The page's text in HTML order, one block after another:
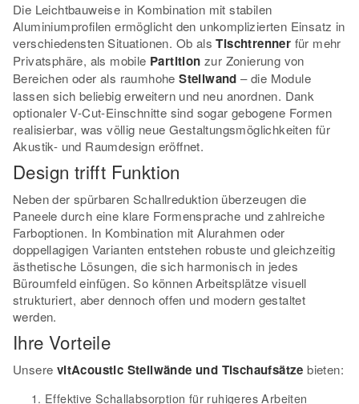
Die Leichtbauweise in Kombination mit stabilen
Aluminiumprofilen ermöglicht den unkomplizierten Einsatz in
verschiedensten Situationen. Ob alsTischtrenner für mehr
Privatsphäre, als mobile Partition zur Zonierung von
Bereichen oder als raumhoheStellwand – die Module
lassen sich beliebig erweitern und neu anordnen. Dank
optionaler V-Cut-Einschnitte sind sogar gebogene Formen
realisierbar, was völlig neue Gestaltungsmöglichkeiten für
Akustik- und Raumdesign eröffnet.
Design trifft Funktion
Neben der spürbaren Schallreduktion überzeugen die
Paneele durch eine klare Formensprache und zahlreiche
Farboptionen. In Kombination mit Alurahmen oder
doppellagigen Varianten entstehen robuste und gleichzeitig
ästhetische Lösungen, die sich harmonisch in jedes
Büroumfeld einfügen. So können Arbeitsplätze visuell
strukturiert, aber dennoch offen und modern gestaltet
werden.
Ihre Vorteile
Unsere vitAcoustic Stellwände und Tischaufsätze bieten:
Effektive Schallabsorption für ruhigeres Arbeiten